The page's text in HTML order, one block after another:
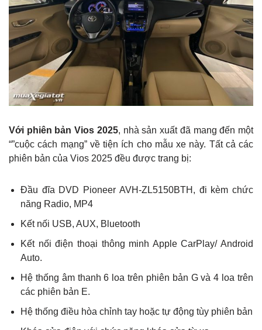
Với phiên bản Vios 2025, nhà sản xuất đã mang đến một
“”cuộc cách mạng” về tiện ích cho mẫu xe này. Tất cả các
phiên bản của Vios 2025 đều được trang bị:
Đầu đĩa DVD Pioneer AVH-ZL5150BTH, đi kèm chức
năng Radio, MP4
Kết nối USB, AUX, Bluetooth
Kết nối điện thoại thông minh Apple CarPlay/ Android
Auto.
Hệ thống âm thanh 6 loa trên phiên bản G và 4 loa trên
các phiên bản E.
Hệ thống điều hòa chỉnh tay hoặc tự động tùy phiên bản